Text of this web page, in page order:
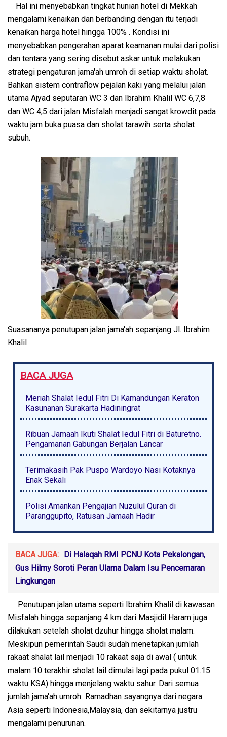
Hal ini menyebabkan tingkat hunian hotel di Mekkah
mengalami kenaikan dan berbanding dengan itu terjadi
kenaikan harga hotel hingga 100% . Kondisi ini
menyebabkan pengerahan aparat keamanan mulai dari polisi
dan tentara yang sering disebut askar untuk melakukan
strategi pengaturan jama'ah umroh di setiap waktu sholat.
Bahkan sistem contraflow pejalan kaki yang melalui jalan
utama Ajyad seputaran WC 3 dan Ibrahim Khalil WC 6,7,8
dan WC 4,5 dari jalan Misfalah menjadi sangat krowdit pada
waktu jam buka puasa dan sholat tarawih serta sholat
subuh.
Suasananya penutupan jalan jama'ah sepanjang Jl. Ibrahim
Khalil
BACA JUGA
Meriah Shalat Iedul Fitri Di Kamandungan Keraton
Kasunanan Surakarta Hadiningrat
Ribuan Jamaah Ikuti Shalat Iedul Fitri di Baturetno.
Pengamanan Gabungan Berjalan Lancar
Terimakasih Pak Puspo Wardoyo Nasi Kotaknya
Enak Sekali
Polisi Amankan Pengajian Nuzulul Quran di
Paranggupito, Ratusan Jamaah Hadir
BACA JUGA: Di Halaqah RMI PCNU Kota Pekalongan,
Gus Hilmy Soroti Peran Ulama Dalam Isu Pencemaran
Lingkungan
Penutupan jalan utama seperti Ibrahim Khalil di kawasan
Misfalah hingga sepanjang 4 km dari Masjidil Haram juga
dilakukan setelah sholat dzuhur hingga sholat malam.
Meskipun pemerintah Saudi sudah menetapkan jumlah
rakaat shalat lail menjadi 10 rakaat saja di awal ( untuk
malam 10 terakhir sholat lail dimulai lagi pada pukul 01.15
waktu KSA) hingga menjelang waktu sahur. Dari semua
jumlah jama'ah umroh Ramadhan sayangnya dari negara
Asia seperti Indonesia,Malaysia, dan sekitarnya justru
mengalami penurunan.